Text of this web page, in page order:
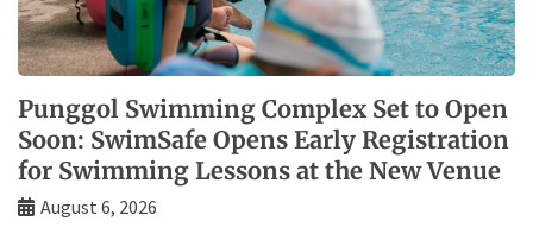
Punggol Swimming Complex Set to Open
Soon: SwimSafe Opens Early Registration
for Swimming Lessons at the New Venue
August 6, 2026